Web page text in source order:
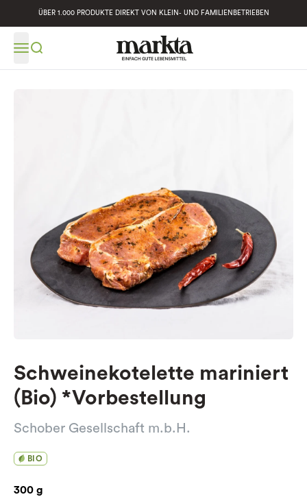
ÜBER 1.000 PRODUKTE DIREKT VON KLEIN- UND FAMILIENBETRIEBEN
Schweinekotelette mariniert
(Bio) *Vorbestellung
Schober Gesellschaft m.b.H.
BIO
300 g